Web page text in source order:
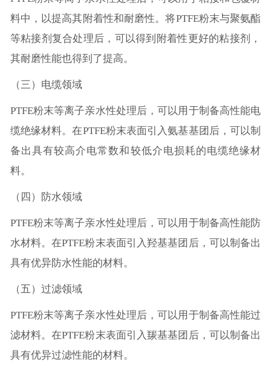
料中，以提高其附着性和耐磨性。将PTFE粉末与聚氨酯
等粘接剂复合处理后，可以得到附着性更好的粘接剂，
其耐磨性能也得到了提高。
（三）电缆领域
PTFE粉末等离子亲水性处理后，可以用于制备高性能电
缆绝缘材料。在PTFE粉末表面引入氨基基团后，可以制
备出具有较高介电常数和较低介电损耗的电缆绝缘材
料。
（四）防水领域
PTFE粉末等离子亲水性处理后，可以用于制备高性能防
水材料。在PTFE粉末表面引入羟基基团后，可以制备出
具有优异防水性能的材料。
（五）过滤领域
PTFE粉末等离子亲水性处理后，可以用于制备高性能过
滤材料。在PTFE粉末表面引入羰基基团后，可以制备出
具有优异过滤性能的材料。